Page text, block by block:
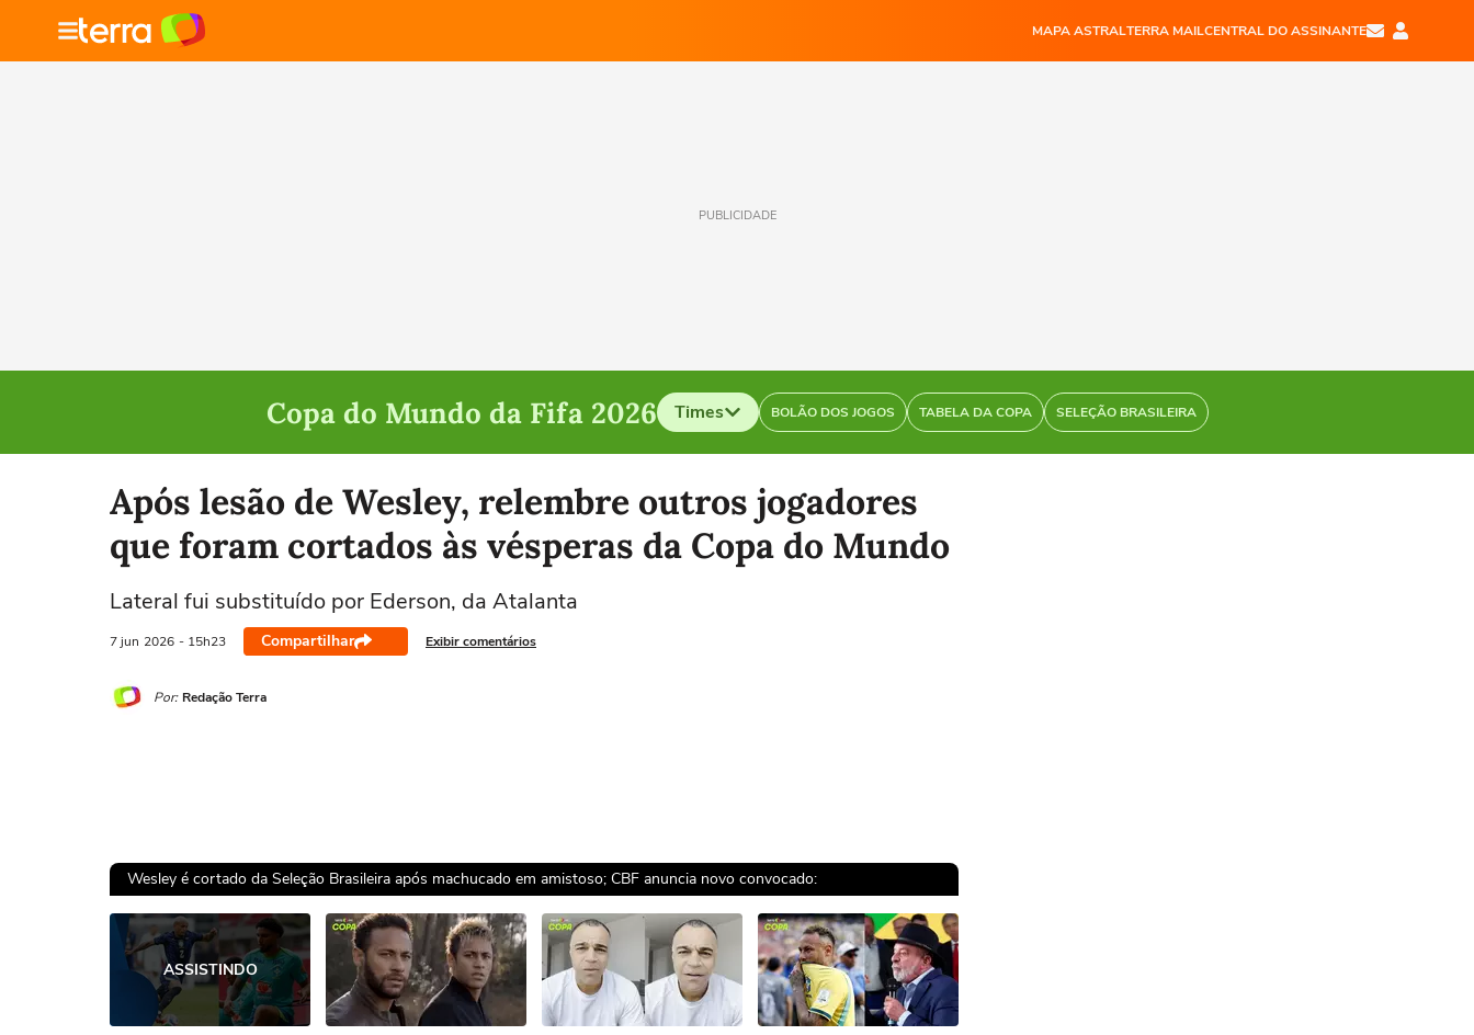
MAPA ASTRALTERRA MAILCENTRAL DO ASSINANTE
PUBLICIDADE
Copa do Mundo da Fifa 2026 Times BOLÃO DOS JOGOS TABELA DA COPA SELEÇÃO BRASILEIRA
Selecione o time para ver as notícias
Após lesão de Wesley, relembre outros jogadores
que foram cortados às vésperas da Copa do Mundo
Lateral fui substituído por Ederson, da Atalanta
7 jun 2026 - 15h23 Compartilhar Exibir comentários
Por: Redação Terra
Wesley é cortado da Seleção Brasileira após machucado em amistoso; CBF anuncia novo convocado:
Ops!
Não foi possível reproduzir o vídeo
ASSISTINDO